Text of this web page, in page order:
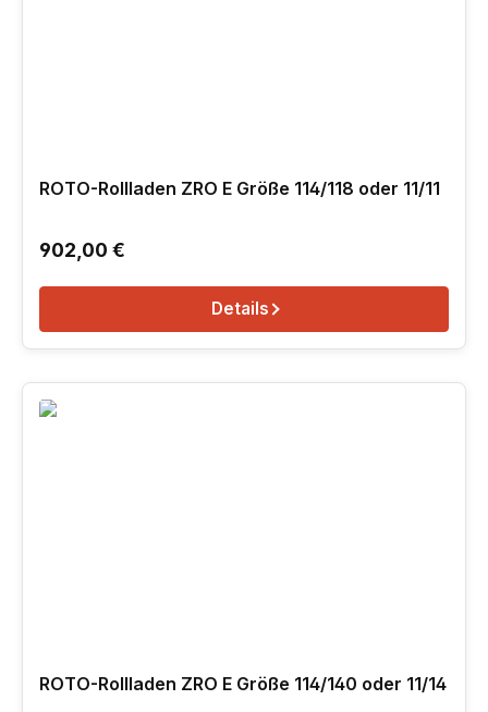
ROTO-Rollladen ZRO E Größe 114/118 oder 11/11
Regulärer Preis:
902,00 €
Details
ROTO-Rollladen ZRO E Größe 114/140 oder 11/14